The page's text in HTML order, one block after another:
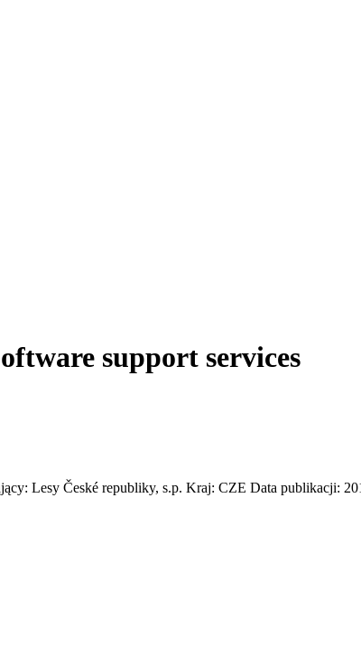
support services
Lesy České republiky, s.p. Kraj: CZE Data publikacji: